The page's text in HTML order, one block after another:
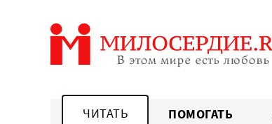
ЧИТАТЬ ПОМОГАТЬ